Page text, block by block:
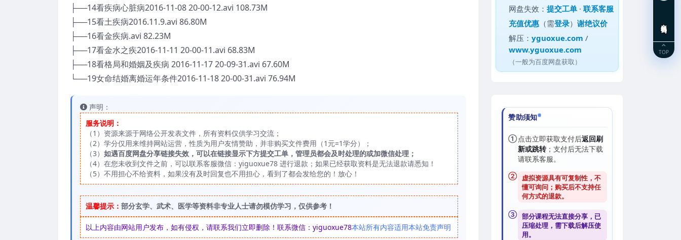
├──14看疾病心脏病2016-11-08 20-00-12.avi 108.73M
├──15看土疾病2016.11.9.avi 86.80M
├──16看金疾病.avi 82.23M
├──17看金水之疾2016-11-11 20-00-11.avi 68.83M
├──18看格局和婚姻及疾病 2016-11-17 20-09-31.avi 67.60M
└──19女命结婚离婚运年条件2016-11-18 20-00-31.avi 76.94M
声明：
服务说明：
（1）资源来源于网络公开发表文件，所有资料仅供学习交流；
（2）学分仅用来维持网站运营，性质为用户友情赞助，并非购买文件费用（1元=1学分）；
（3） 如遇百度网盘分享链接失效，可以在链接显示下方提交工单，管理员都会及时处理的或加微信处理；
（4）在您未收到文件之前，可以联系客服微信：yiguoxue78 进行退款；如果已经获取资料是无法退款请悉知！
（5）不用担心不给资料，如果没有及时回复也不用担心，看到了都会发给您的！放心！
温馨提示： 部分玄学、武术、医学等资料非专业人士请勿模仿学习，仅供参考！
以上内容由网站用户发布，如有侵权，请联系我们立即删除！联系微信：yiguoxue78本站所有内容适用本站免责声明
网盘失效：提交工单 ·联系客服
充值优惠 （需登录）谢绝议价
解压：yguoxue.com /
www.yguoxue.com
（一般为百度网盘获取）
赞助须知
①点击立即获取支付后返回刷
新或跳转；支付后无法下载
请联系客服。
②
虚拟资源具有可复制性，不
懂可询问；购买后不支持任
何方式的退款。
③ 部分课程无法直接分享，已
压缩处理，需下载后解压使
用。
TOP